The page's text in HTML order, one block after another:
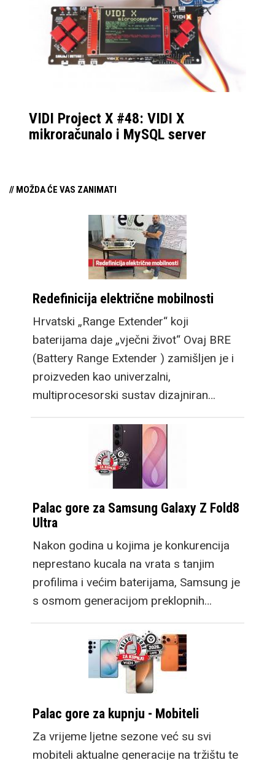
VIDI Project X #48: VIDI X
mikroračunalo i MySQL server
// MOŽDA ĆE VAS ZANIMATI
Redefinicija električne mobilnosti
Hrvatski „Range Extender“ koji
baterijama daje „vječni život“ Ovaj BRE
(Battery Range Extender ) zamišljen je i
proizveden kao univerzalni,
multiprocesorski sustav dizajniran…
Palac gore za Samsung Galaxy Z Fold8
Ultra
Nakon godina u kojima je konkurencija
neprestano kucala na vrata s tanjim
profilima i većim baterijama, Samsung je
s osmom generacijom preklopnih…
Palac gore za kupnju - Mobiteli
Za vrijeme ljetne sezone već su svi
mobiteli aktualne generacije na tržištu te